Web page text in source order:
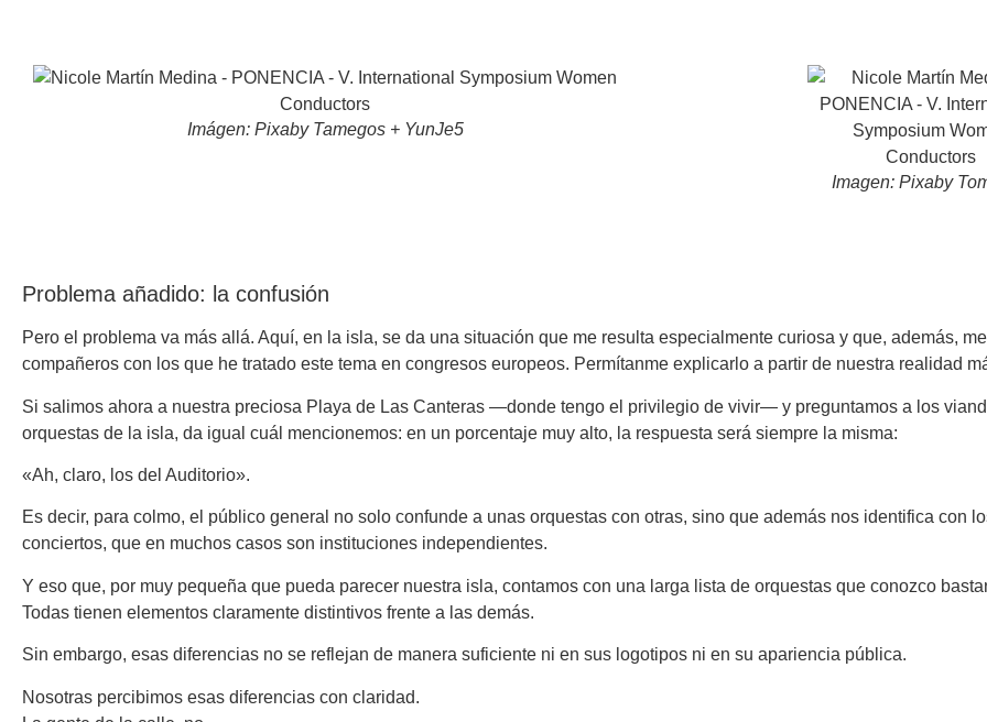
Imágen: Pixaby Tamegos + YunJe5
Imagen: Pixaby
Problema añadido: la confusión
Pero el problema va más allá. Aquí, en la isla, se da una situación que me resulta especialmente curiosa y que, además,
compañeros con los que he tratado este tema en congresos europeos. Permítanme explicarlo a partir de nuestra realidad
Si salimos ahora a nuestra preciosa Playa de Las Canteras —donde tengo el privilegio de vivir— y preguntamos a los
orquestas de la isla, da igual cuál mencionemos: en un porcentaje muy alto, la respuesta será siempre la misma:
«Ah, claro, los del Auditorio».
Es decir, para colmo, el público general no solo confunde a unas orquestas con otras, sino que además nos identifica con
conciertos, que en muchos casos son instituciones independientes.
Y eso que, por muy pequeña que pueda parecer nuestra isla, contamos con una larga lista de orquestas que conozco
Todas tienen elementos claramente distintivos frente a las demás.
Sin embargo, esas diferencias no se reflejan de manera suficiente ni en sus logotipos ni en su apariencia pública.
Nosotras percibimos esas diferencias con claridad.